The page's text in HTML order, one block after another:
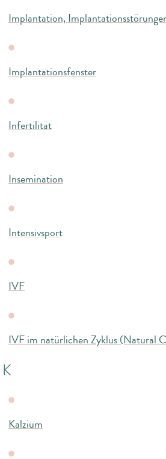
Implantation,
Implantationsfenster
Infertilität
Insemination
Intensivsport
IVF
IVF im natürlichen Zyklus (Natural
K
Kalzium